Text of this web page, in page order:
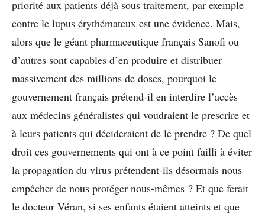
priorité aux patients déjà sous traitement, par exemple
contre le lupus érythémateux est une évidence. Mais,
alors que le géant pharmaceutique français Sanofi ou
d’autres sont capables d’en produire et distribuer
massivement des millions de doses, pourquoi le
gouvernement français prétend-il en interdire l’accès
aux médecins généralistes qui voudraient le prescrire et
à leurs patients qui décideraient de le prendre ? De quel
droit ces gouvernements qui ont à ce point failli à éviter
la propagation du virus prétendent-ils désormais nous
empêcher de nous protéger nous-mêmes ? Et que ferait
le docteur Véran, si ses enfants étaient atteints et que